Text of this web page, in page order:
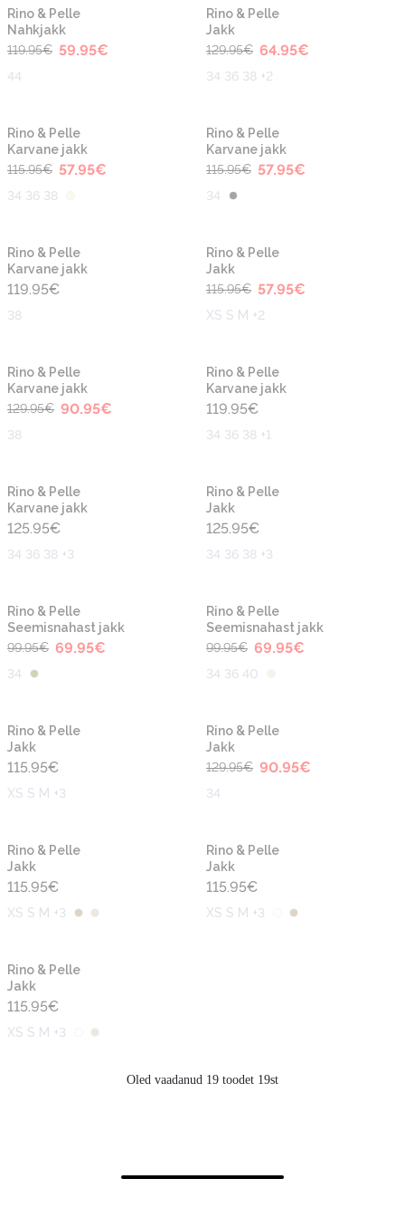
-50%
Rino & Pelle
Nahkjakk
119.95€ 59.95€
44
-50%
Rino & Pelle
Jakk
129.95€ 64.95€
34 36 38 +2
-50%
Rino & Pelle
Karvane jakk
115.95€ 57.95€
34 36 38
-50%
Rino & Pelle
Karvane jakk
115.95€ 57.95€
34
Rino & Pelle
Karvane jakk
119.95€
38
-50%
Rino & Pelle
Jakk
115.95€ 57.95€
XS S M +2
-30%
Rino & Pelle
Karvane jakk
129.95€ 90.95€
38
Rino & Pelle
Karvane jakk
119.95€
34 36 38 +1
Rino & Pelle
Karvane jakk
125.95€
34 36 38 +3
Rino & Pelle
Jakk
125.95€
34 36 38 +3
-30%
Rino & Pelle
Seemisnahast jakk
99.95€ 69.95€
34
-30%
Rino & Pelle
Seemisnahast jakk
99.95€ 69.95€
34 36 40
Rino & Pelle
Jakk
115.95€
XS S M +3
-30%
Rino & Pelle
Jakk
129.95€ 90.95€
34
Rino & Pelle
Jakk
115.95€
XS S M +3
Rino & Pelle
Jakk
115.95€
XS S M +3
Rino & Pelle
Jakk
115.95€
XS S M +3
Oled vaadanud 19 toodet 19st